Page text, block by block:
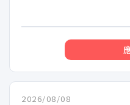
2026/08/08